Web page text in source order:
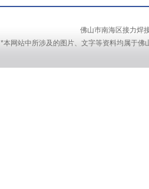
佛山巿南海区接力焊
*本网站中所涉及的图片、文字等资料均属于